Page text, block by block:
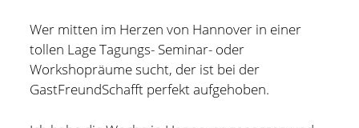
Wer mitten im Herzen von Hannover in einer
tollen Lage Tagungs- Seminar- oder
Workshopräume sucht, der ist bei der
GastFreundSchafft perfekt aufgehoben.